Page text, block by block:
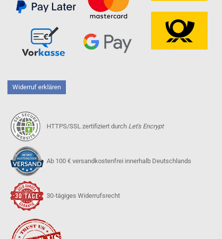
Widerruf erklären
HTTPS/SSL zertifiziert durch Let's Encrypt
Ab 100 € versandkostenfrei innerhalb Deutschlands
30-tägiges Widerrufsrecht